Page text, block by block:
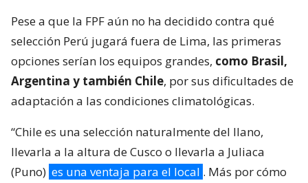
Pese a que la FPF aún no ha decidido contra qué
selección Perú jugará fuera de Lima, las primeras
opciones serían los equipos grandes, como Brasil,
Argentina y también Chile, por sus dificultades de
adaptación a las condiciones climatológicas.
“Chile es una selección naturalmente del llano,
llevarla a la altura de Cusco o llevarla a Juliaca
(Puno) es una ventaja para el local . Más por cómo